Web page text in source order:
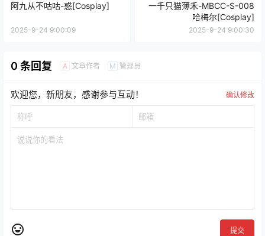
阿九从不咕咕-惑[Cosplay]
2025-9-24 9:00:09
一千只猫薄禾-MBCC-S-008
哈梅尔[Cosplay]
2025-9-24 9:00:30
0 条回复 A 文章作者 M 管理员
欢迎您，新朋友，感谢参与互动！ 确认修改
提交